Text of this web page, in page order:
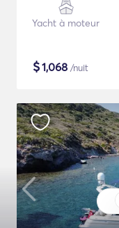
Yacht à moteur
$1,068 /nuit